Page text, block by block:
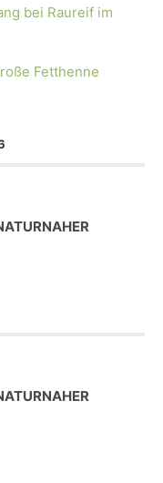
bei Raureif im
Fetthenne